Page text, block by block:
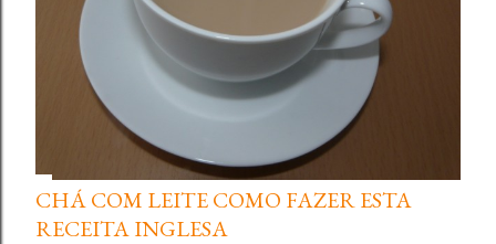
CHÁ COM LEITE COMO FAZER ESTA
RECEITA INGLESA